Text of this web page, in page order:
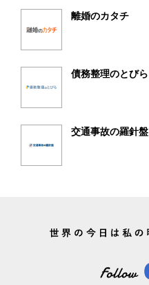
離婚のカタチ
債務整理のとびら
交通事故の羅針盤